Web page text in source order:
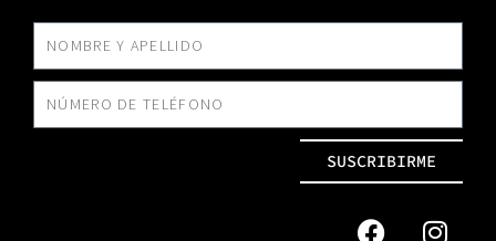
SUSCRIBIRME